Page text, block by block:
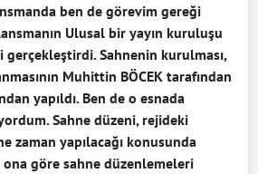
ben de görevim gereği
Ulusal bir yayın kuruluşu
Sahnenin kurulması,
Muhittin BÖCEK tarafından
yapıldı. Ben de o esnada
Sahne düzeni, rejideki
zaman yapılacağı konusunda
göre sahne düzenlemeleri